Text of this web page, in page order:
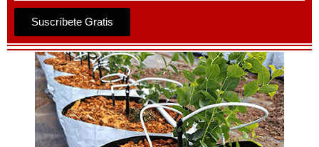
Suscríbete Gratis